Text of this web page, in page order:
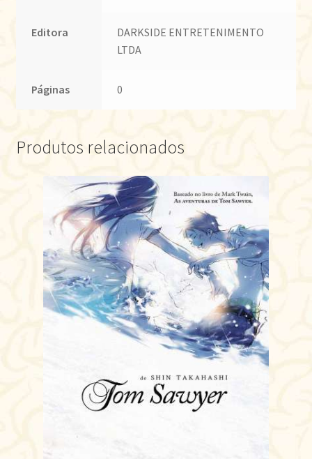
Editora
DARKSIDE ENTRETENIMENTO
LTDA
Páginas 0
Produtos relacionados